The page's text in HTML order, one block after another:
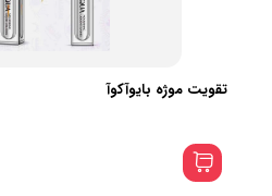
تقویت موژه بایوآکوآ